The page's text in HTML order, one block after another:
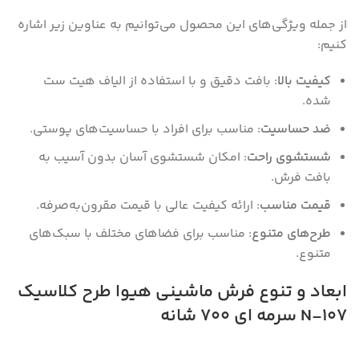
از جمله ویژگی‌های این محصول می‌توانیم به عناوین زیر اشاره
کنیم:
کیفیت بالا: بافت دقیق و با استفاده از الیاف هیت ست
شده.
ضد حساسیت: مناسب برای افراد با حساسیت‌های پوستی.
شستشوی راحت: امکان شستشوی آسان بدون آسیب به
بافت فرش.
قیمت مناسب: ارائه کیفیت عالی با قیمت مقرون‌به‌صرفه.
طرح‌های متنوع: مناسب برای فضاهای مختلف با سبک‌های
متنوع.
ابعاد و تنوع فرش ماشینی هیوا طرح کلاسیک
N-107 سرمه ای ۷۰۰ شانه